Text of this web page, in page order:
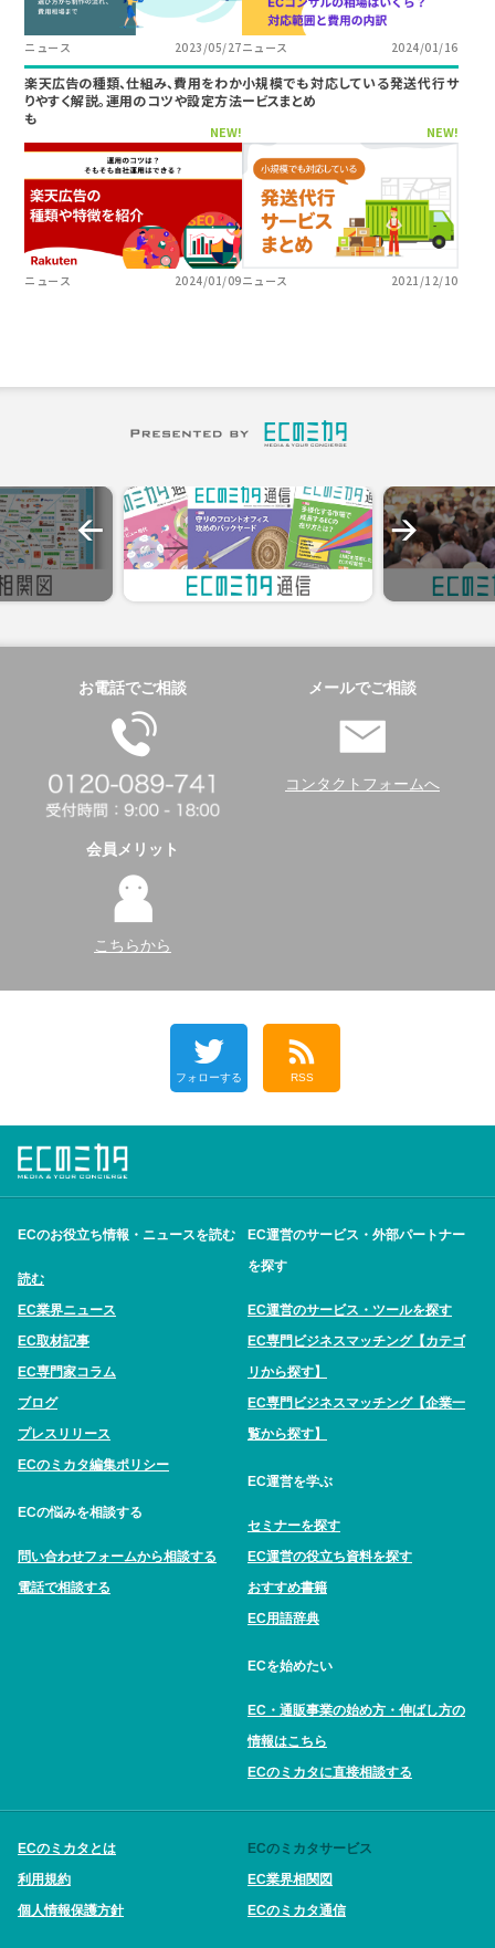
ニュース 2023/05/27ニュース 2024/01/16
楽天広告の種類、仕組み、費用をわか
りやすく解説。運用のコツや設定方法
も
NEW!
ニュース 2024/01/09
小規模でも対応している発送代行サ
ービスまとめ
NEW!
ニュース 2021/12/10
お電話でご相談 メールでご相談
コンタクトフォームへ
会員メリット
こちらから
フォローする RSS
ECのお役立ち情報・ニュースを読む
読む
EC業界ニュース
EC取材記事
EC専門家コラム
ブログ
プレスリリース
ECのミカタ編集ポリシー
ECの悩みを相談する
問い合わせフォームから相談する
電話で相談する
EC運営のサービス・外部パートナー
を探す
EC運営のサービス・ツールを探す
EC専門ビジネスマッチング【カテゴ
リから探す】
EC専門ビジネスマッチング【企業一
覧から探す】
EC運営を学ぶ
セミナーを探す
EC運営の役立ち資料を探す
おすすめ書籍
EC用語辞典
ECを始めたい
EC・通販事業の始め方・伸ばし方の
情報はこちら
ECのミカタに直接相談する
ECのミカタとは
利用規約
個人情報保護方針
ECのミカタサービス
EC業界相関図
ECのミカタ通信